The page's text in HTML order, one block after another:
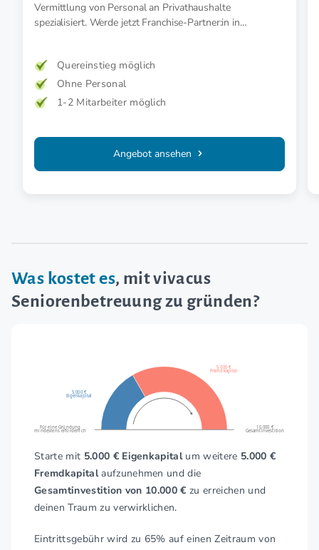
Vermittlung von Personal an Privathaushalte
spezialisiert. Werde jetzt Franchise-Partner:in in
Quereinstieg möglich
Ohne Personal
1-2 Mitarbeiter möglich
Angebot ansehen
Was kostet es, mit vivacus
Seniorenbetreuung zu gründen?
5.000 €
Fremdkapital
5.000 €
Eigenkapital
Für eine Gründung
mindestens erforderlich
10.000 €
Gesamtinvestition
Starte mit 5.000 € Eigenkapitalum weitere 5.000 €
Fremdkapitalaufzunehmen und die
Gesamtinvestition von 10.000 € zu erreichen und
deinen Traum zu verwirklichen.
Eintrittsgebühr wird zu 65% auf einen Zeitraum von